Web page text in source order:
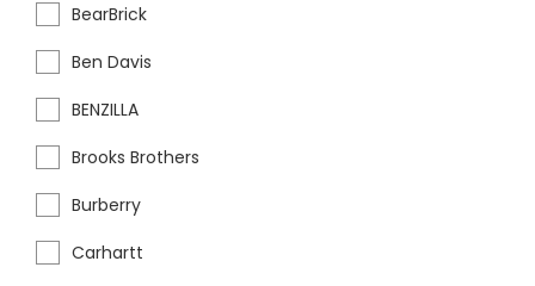
BearBrick
Ben Davis
BENZILLA
Brooks Brothers
Burberry
Carhartt